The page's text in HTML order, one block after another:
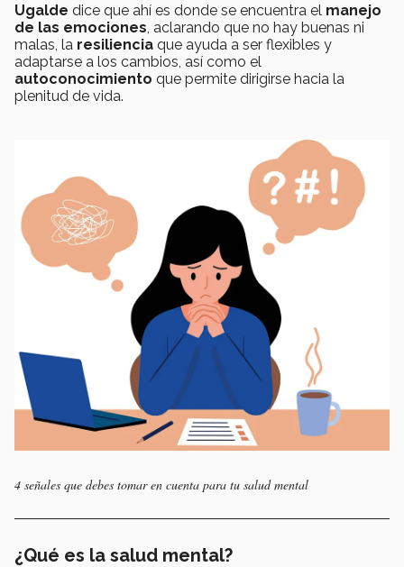
Ugalde dice que ahí es donde se encuentra el manejo
de las emociones , aclarando que no hay buenas ni
malas, la resiliencia que ayuda a ser flexibles y
adaptarse a los cambios, así como el
autoconocimiento que permite dirigirse hacia la
plenitud de vida.
4 señales que debes tomar en cuenta para tu salud mental
¿Qué es la salud mental?